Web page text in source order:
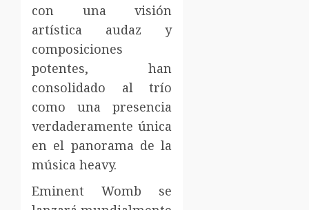
con una visión
artística audaz y
composiciones
potentes, han
consolidado al trío
como una presencia
verdaderamente única
en el panorama de la
música heavy.
Eminent Womb se